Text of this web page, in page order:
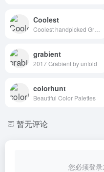
Coolest
grabient
2017 Grabient by unfold
colorhunt
Beautiful Color Palettes
暂无评论
您必须登录